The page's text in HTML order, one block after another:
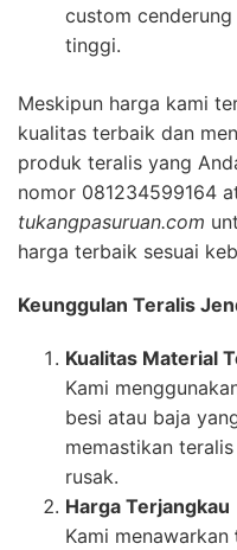
custom
tinggi.
Meskipun harga kami
kualitas terbaik dan
produk teralis yang
nomor 081234599164
tukangpasuruan.com
harga terbaik sesuai
Keunggulan Teralis
Kualitas Material
Kami
besi atau baja
memastikan
rusak.
Harga Terjangkau
Kami menawarkan